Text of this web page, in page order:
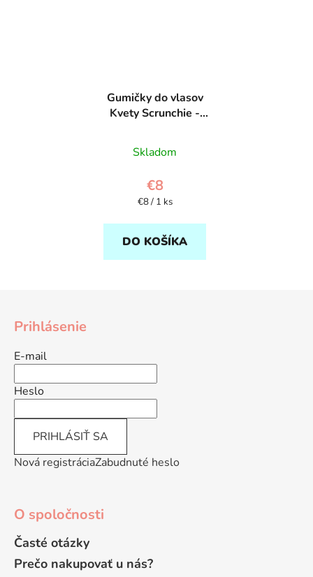
Gumičky do vlasov
Kvety Scrunchie -
Skladom
€8
Jednotková
€8 / 1 ks
DO KOŠÍKA
Prihlásenie
E-mail
Heslo
PRIHLÁSIŤ SA
Nová registráciaZabudnuté heslo
O spoločnosti
Časté otázky
Prečo nakupovať u nás?